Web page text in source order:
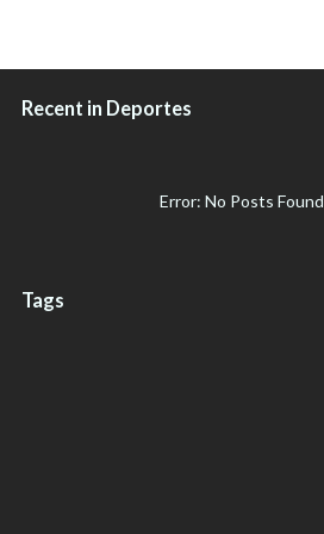
Recent in Deportes
Error: No Posts Found
Tags